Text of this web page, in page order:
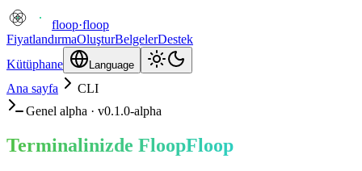
floop·floop
FiyatlandırmaOluşturBelgelerDestek
Kütüphane
Language
Ana sayfa
CLI
Genel alpha · v0.1.0-alpha
Terminalinizde FloopFloop